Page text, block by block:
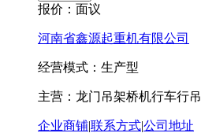
报价： 面议
河南省鑫源起重机有限公司
经营模式：生产型
主营：龙门吊架桥机行车行吊
企业商铺|联系方式|公司地址